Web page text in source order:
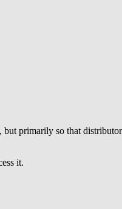
primarily so that
it.